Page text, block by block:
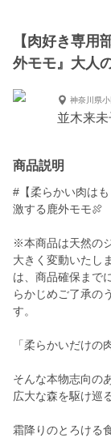
【肉好き専用
外モモ』大人
神奈川県
並木来
商品説明
#【柔らかい肉は
激する鹿外モモ🍖
※本商品は天然の
大きく変動いたし
は、商品確保まで
らかじめご了承の
す。
「柔らかいだけの
そんな本物志向の
広大な森を駆け巡
霜降りのとろける